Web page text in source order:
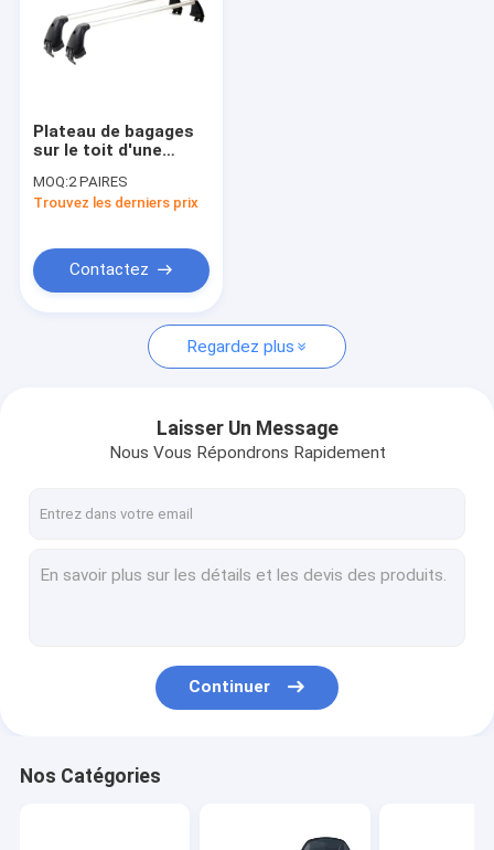
Produits
Plateau de bagages
sur le toit d'une
Qashqai 2008
MOQ:2 PAIRES
Trouvez les derniers prix
Contactez
Regardez plus
Laisser Un Message
Nous Vous Répondrons Rapidement
Continuer
Nos Catégories